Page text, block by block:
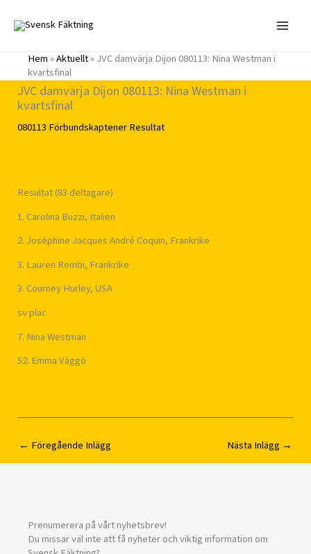
innehåll
Hem»Aktuellt»JVC damvärja Dijon 080113: Nina Westman i
kvartsfinal
JVC damvärja Dijon 080113: Nina Westman i
kvartsfinal
080113 FörbundskaptenerResultat
Resultat (83 deltagare)
1. Carolina Buzzi, Italien
2. Joséphine Jacques André Coquin, Frankrike
3. Lauren Rembi, Frankrike
3. Courney Hurley, USA
sv plac
7. Nina Westman
52. Emma Väggö
← Föregående Inlägg Nästa Inlägg →
Prenumerera på vårt nyhetsbrev!
Du missar väl inte att få nyheter och viktig information om